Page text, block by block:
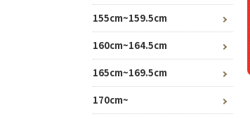
155cm~159.5cm
160cm~164.5cm
165cm~169.5cm
170cm~